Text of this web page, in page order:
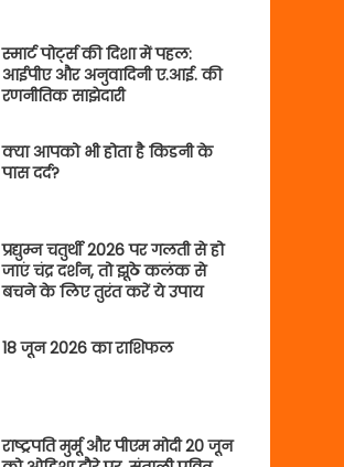
स्मार्ट पोर्ट्स की दिशा में पहल:
आईपीए और अनुवादिनी ए.आई. की
रणनीतिक साझेदारी
क्या आपको भी होता है किडनी के
पास दर्द?
प्रद्युम्न चतुर्थी 2026 पर गलती से हो
जाएं चंद्र दर्शन, तो झूठे कलंक से
बचने के लिए तुरंत करें ये उपाय
18 जून 2026 का राशिफल
राष्ट्रपति मुर्मू और पीएम मोदी 20 जून